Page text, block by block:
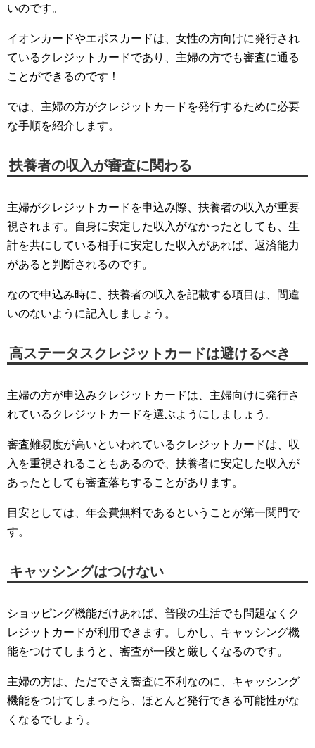
いのです。
イオンカードやエポスカードは、女性の方向けに発行され
ているクレジットカードであり、主婦の方でも審査に通る
ことができるのです！
では、主婦の方がクレジットカードを発行するために必要
な手順を紹介します。
扶養者の収入が審査に関わる
主婦がクレジットカードを申込み際、扶養者の収入が重要
視されます。自身に安定した収入がなかったとしても、生
計を共にしている相手に安定した収入があれば、返済能力
があると判断されるのです。
なので申込み時に、扶養者の収入を記載する項目は、間違
いのないように記入しましょう。
高ステータスクレジットカードは避けるべき
主婦の方が申込みクレジットカードは、主婦向けに発行さ
れているクレジットカードを選ぶようにしましょう。
審査難易度が高いといわれているクレジットカードは、収
入を重視されることもあるので、扶養者に安定した収入が
あったとしても審査落ちすることがあります。
目安としては、年会費無料であるということが第一関門で
す。
キャッシングはつけない
ショッピング機能だけあれば、普段の生活でも問題なくク
レジットカードが利用できます。しかし、キャッシング機
能をつけてしまうと、審査が一段と厳しくなるのです。
主婦の方は、ただでさえ審査に不利なのに、キャッシング
機能をつけてしまったら、ほとんど発行できる可能性がな
くなるでしょう。